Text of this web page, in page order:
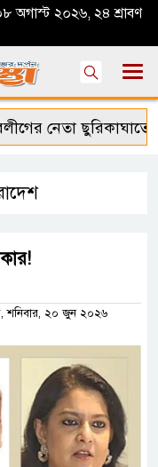
অগাস্ট ২০২৬, ২৪ শ্রাবণ
নেতা ছুরিকাঘাতে
শনিবার, ২০ জুন ২০২৬